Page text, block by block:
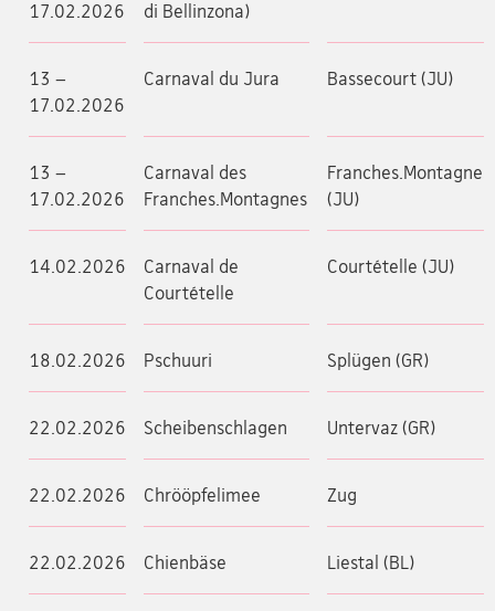
17.02.2026
di Bellinzona)
13 –
17.02.2026
Carnaval du Jura Bassecourt (JU)
13 –
17.02.2026
Carnaval des
Franches.Montagnes
Franches.Montagnes
(JU)
14.02.2026
Carnaval de
Courtételle
Courtételle (JU)
18.02.2026 Pschuuri Splügen (GR)
22.02.2026 Scheibenschlagen Untervaz (GR)
22.02.2026 Chrööpfelimee Zug
22.02.2026 Chienbäse Liestal (BL)